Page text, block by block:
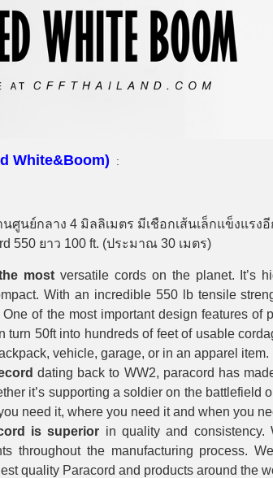
White&Boom) :
ศูนย์กลาง 4 มิลลิเมตร มีเชือกเส้นเล็กแข็งแร
550 ยาว 100 ft. (ประมาณ 30 เมตร)
most versatile cords on the planet. It’s
With an incredible 550 lb tensile
of the most important design features
turn 50ft into hundreds of feet of usable
vehicle, garage, or in an apparel item.
dating back to WW2, paracord has
it’s supporting a soldier on the
need it, where you need it and when you
is superior in quality and
throughout the manufacturing process.
quality Paracord and products around the